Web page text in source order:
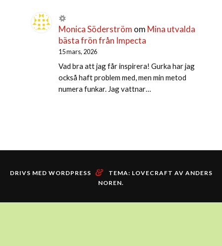
Monica Söderström om Mina utvalda
bästa frön från Impecta
15 mars, 2026
Vad bra att jag får inspirera! Gurka har jag
också haft problem med, men min metod
numera funkar. Jag vattnar…
DRIVS MED WORDPRESS & TEMA: LOVECRAFT AV ANDERS
NOREN.